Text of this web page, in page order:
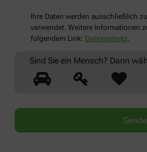
Ihre Daten werden ausschließlich
verwendet. Weitere Informationen
folgendem Link: Datenschutz.
Sind Sie ein Mensch? Dann